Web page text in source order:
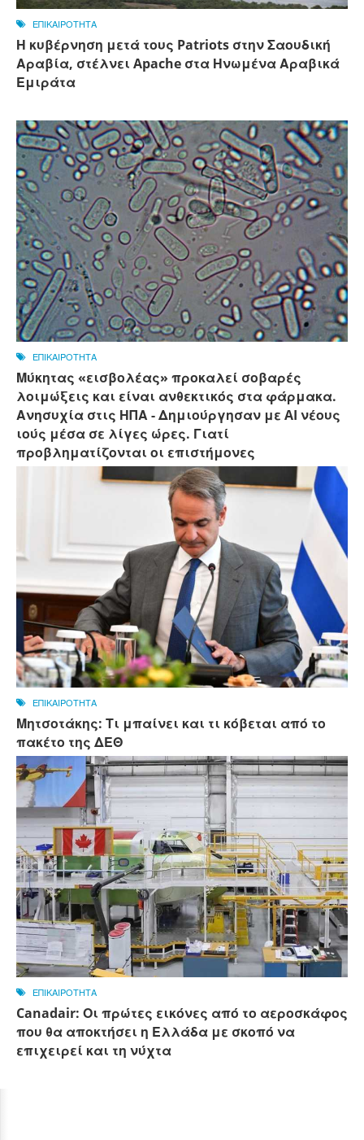
ΕΠΙΚΑΙΡΟΤΗΤΑ
Η κυβέρνηση μετά τους Patriots στην Σαουδική
Αραβία, στέλνει Apache στα Ηνωμένα Αραβικά
Εμιράτα
ΕΠΙΚΑΙΡΟΤΗΤΑ
Μύκητας «εισβολέας» προκαλεί σοβαρές
λοιμώξεις και είναι ανθεκτικός στα φάρμακα.
Ανησυχία στις ΗΠΑ - Δημιούργησαν με AI νέους
ιούς μέσα σε λίγες ώρες. Γιατί
προβληματίζονται οι επιστήμονες
ΕΠΙΚΑΙΡΟΤΗΤΑ
Μητσοτάκης: Τι μπαίνει και τι κόβεται από το
πακέτο της ΔΕΘ
ΕΠΙΚΑΙΡΟΤΗΤΑ
Canadair: Οι πρώτες εικόνες από το αεροσκάφος
που θα αποκτήσει η Ελλάδα με σκοπό να
επιχειρεί και τη νύχτα